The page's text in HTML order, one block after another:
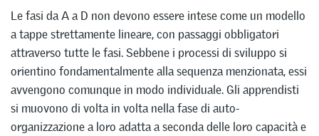
Le fasi da A a D non devono essere intese come un modello
a tappe strettamente lineare, con passaggi obbligatori
attraverso tutte le fasi. Sebbene i processi di sviluppo si
orientino fondamentalmente alla sequenza menzionata, essi
avvengono comunque in modo individuale. Gli apprendisti
si muovono di volta in volta nella fase di auto-
organizzazione a loro adatta a seconda delle loro capacità e